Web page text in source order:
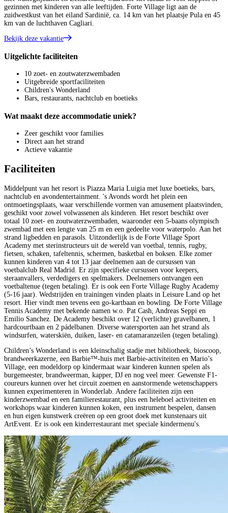
gezinnen met kinderen van alle leeftijden. Forte Village ligt aan de
zuidwestkust van het eiland Sardinië, ca. 14 km van het plaatsje Pula en 45
km van de luchthaven Cagliari.
Bekijk deze vakantie
Uitgelichte faciliteiten
10 zoet- en zoutwaterzwembaden
Uitgebreide sportfaciliteiten
Children's Wonderland
Bars, restaurants, nachtclub en boetieks
Wat maakt deze accommodatie uniek?
Zeer geschikt voor families
Direct aan het strand
Actieve vakantie
Faciliteiten
Middelpunt van het resort is Piazza Maria Luigia met luxe boetieks, bars,
nachtclub en avondentertainment. 's Avonds wordt het plein een
ontmoetingsplaats, waar verschillende vormen van amusement plaatsvinden,
geschikt voor zowel volwassenen als kinderen. Het resort beschikt over
totaal 10 zoet- en zoutwaterzwembaden, waaronder een 5-baans olympisch
zwembad met een lengte van 25 m en een gedeelte voor waterpolo. Aan het
strand ligbedden en parasols. Uitzonderlijk is de Forte Village Sport
Academy met sterinstructeurs uit de wereld van voetbal, tennis, rugby,
fietsen, schaken, tafeltennis, schermen, basketbal en boksen. Elke zomer
kunnen kinderen van 4 tot 13 jaar deelnemen aan de cursussen van
voetbalclub Real Madrid. Er zijn specifieke cursussen voor keepers,
steraanvallers, verdedigers en spelmakers. Deelnemers ontvangen een
voetbaltenue (tegen betaling). Er is ook een Forte Village Rugby Academy
(5-16 jaar). Wedstrijden en trainingen vinden plaats in Leisure Land op het
resort. Hier vindt men tevens een go-kartbaan en bowling. De Forte Village
Tennis Academy met bekende namen w.o. Pat Cash, Andreas Seppi en
Emilio Sanchez. De Academy beschikt over 12 (verlichte) gravelbanen, 1
hardcourtbaan en 2 pádelbanen. Diverse watersporten aan het strand als
windsurfen, waterskiën, duiken, laser- en catamaranzeilen (tegen betaling).
Children’s Wonderland is een kleinschalig stadje met bibliotheek, bioscoop,
brandweerkazerne, een Barbie™-huis met Barbie-activiteiten en Mario’s
Village, een modeldorp op kindermaat waar kinderen kunnen spelen als
burgemeester, brandweerman, kapper, DJ en nog veel meer. Gewenste F1-
coureurs kunnen over het circuit zoemen en aanstormende wetenschappers
kunnen experimenteren in Wonderlab. Andere faciliteiten zijn een
kinderzwembad en een familierestaurant, plus een heleboel activiteiten en
workshops waar kinderen kunnen koken, een instrument bespelen, dansen
en hun eigen kunstwerk creëren op een groot doek met kunstenaars uit
ArtEvent. Er is ook een kinderrestaurant met speciale kindermenu's.